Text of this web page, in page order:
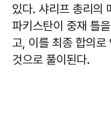
있다. 샤리프 총리의
파키스탄이 중재 틀
고, 이를 최종 합의
것으로 풀이된다.